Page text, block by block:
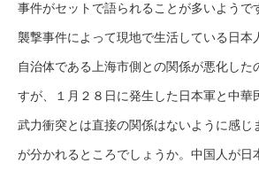
事件がセットで語られることが多いようで
襲撃事件によって現地で生活している日本
自治体である上海市側との関係が悪化した
すが、１月２８日に発生した日本軍と中華
武力衝突とは直接の関係はないように感じ
が分かれるところでしょうか。中国人が日